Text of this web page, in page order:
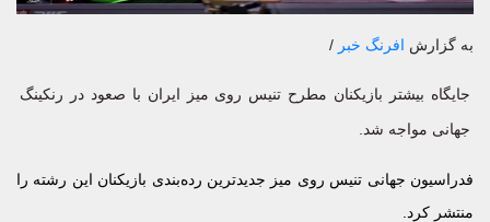
به گزارش افرنگ خبر /
جایگاه بیشتر بازیکنان مطرح تنیس روی میز ایران با صعود در رنکینگ
جهانی مواجه شد.
فدراسیون جهانی تنیس روی میز جدیدترین رده‌بندی بازیکنان این رشته را
منتشر کرد.